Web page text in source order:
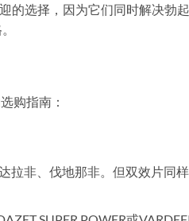
的选择，因为它们同时解决勃
购指南：
拉非、伐地那非。但双效片同